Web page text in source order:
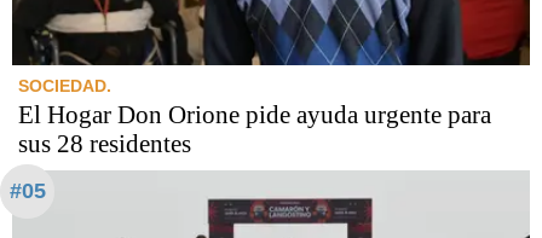
SOCIEDAD.
El Hogar Don Orione pide ayuda urgente para
sus 28 residentes
#05